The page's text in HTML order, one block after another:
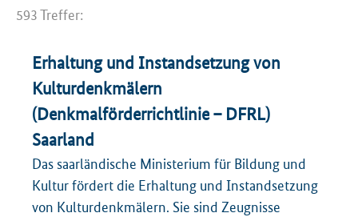
593 Treffer:
Erhaltung und Instandsetzung von
Kulturdenkmälern
(Denkmalförderrichtlinie – DFRL)
Saarland
Das saarländische Ministerium für Bildung und
Kultur fördert die Erhaltung und Instandsetzung
von Kulturdenkmälern. Sie sind Zeugnisse